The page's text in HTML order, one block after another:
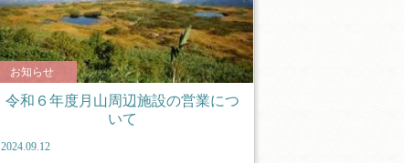
お知らせ
令和６年度月山周辺施設の営業につ
いて
2024.09.12